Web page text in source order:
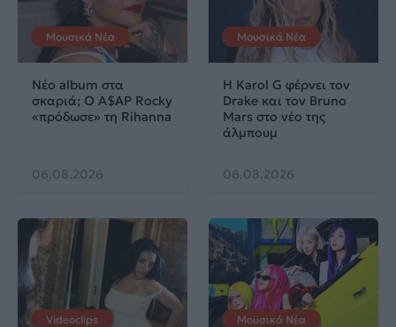
Μουσικά Νέα
Νέο album στα
σκαριά; Ο A$AP Rocky
«πρόδωσε» τη Rihanna
06.08.2026
Μουσικά Νέα
Η Karol G φέρνει τον
Drake και τον Bruno
Mars στο νέο της
άλμπουμ
06.08.2026
Videoclips Μουσικά Νέα